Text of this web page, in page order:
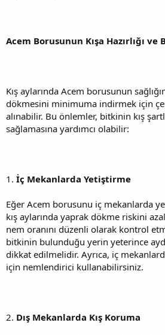
Acem Borusunun Kışa Hazırlığı ve
Kış aylarında Acem borusunun
dökmesini minimuma indirmek için
alınabilir. Bu önlemler, bitkinin kış
sağlamasına yardımcı olabilir:
1. İç Mekanlarda Yetiştirme
Eğer Acem borusunu iç mekanlarda
kış aylarında yaprak dökme riskini
nem oranını düzenli olarak kontrol
bitkinin bulunduğu yerin yeterince
dikkat edilmelidir. Ayrıca, iç
için nemlendirici kullanabilirsiniz.
2. Dış Mekanlarda Kış Koruma